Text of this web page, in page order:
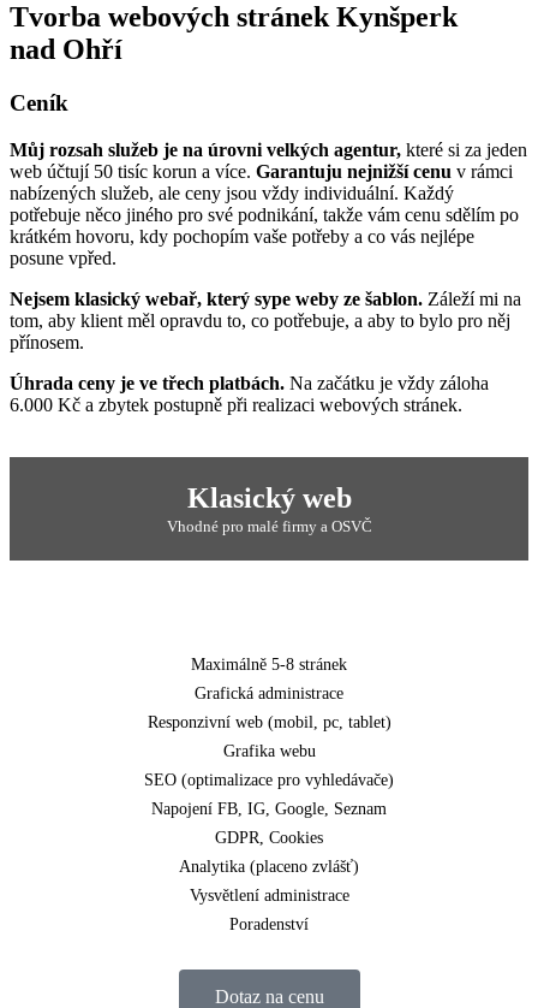
Tvorba webových stránek Kynšperk
nad Ohří
Ceník
Můj rozsah služeb je na úrovni velkých agentur, které si za jeden
web účtují 50 tisíc korun a více. Garantuju nejnižší cenu v rámci
nabízených služeb, ale ceny jsou vždy individuální. Každý
potřebuje něco jiného pro své podnikání, takže vám cenu sdělím po
krátkém hovoru, kdy pochopím vaše potřeby a co vás nejlépe
posune vpřed.
Nejsem klasický webař, který sype weby ze šablon. Záleží mi na
tom, aby klient měl opravdu to, co potřebuje, a aby to bylo pro něj
přínosem.
Úhrada ceny je ve třech platbách. Na začátku je vždy záloha
6.000 Kč a zbytek postupně při realizaci webových stránek.
Klasický web
Vhodné pro malé firmy a OSVČ
Maximálně 5-8 stránek
Grafická administrace
Responzivní web (mobil, pc, tablet)
Grafika webu
SEO (optimalizace pro vyhledávače)
Napojení FB, IG, Google, Seznam
GDPR, Cookies
Analytika (placeno zvlášť)
Vysvětlení administrace
Poradenství
Dotaz na cenu